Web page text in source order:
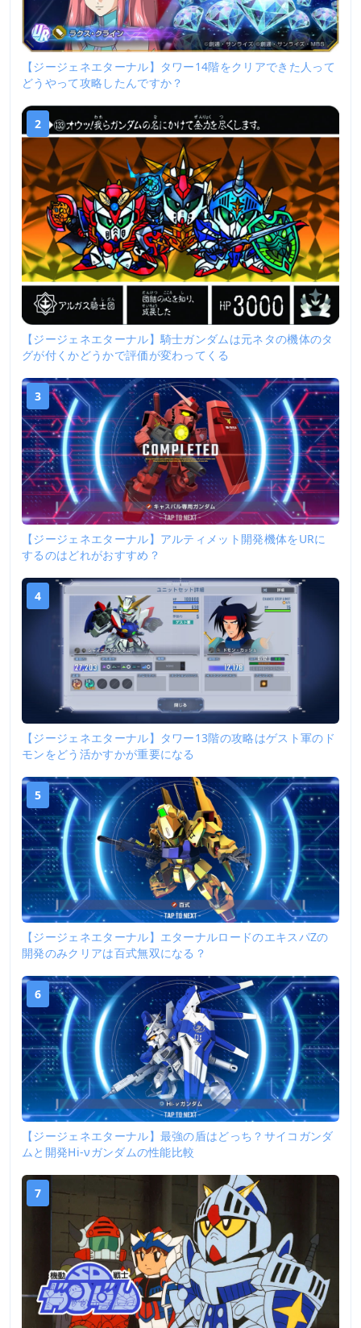
【ジージェネエターナル】タワー14階をクリアできた人って
どうやって攻略したんですか？
2
【ジージェネエターナル】騎士ガンダムは元ネタの機体のタ
グが付くかどうかで評価が変わってくる
3
【ジージェネエターナル】アルティメット開発機体をURに
するのはどれがおすすめ？
4
【ジージェネエターナル】タワー13階の攻略はゲスト軍のド
モンをどう活かすかが重要になる
5
【ジージェネエターナル】エターナルロードのエキスパZの
開発のみクリアは百式無双になる？
6
【ジージェネエターナル】最強の盾はどっち？サイコガンダ
ムと開発Hi-νガンダムの性能比較
7